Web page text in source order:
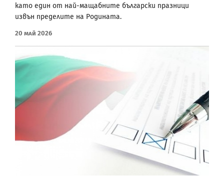
като един от най-мащабните български празници
извън пределите на Родината.
20 Май 2026